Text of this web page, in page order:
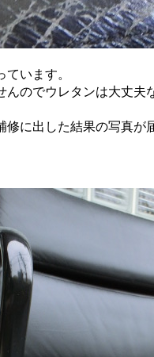
います。
んのでウレタンは大丈夫
修に出した結果の写真が